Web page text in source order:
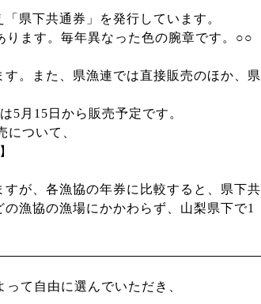
県下共通券」を発行しています。
ります。毎年異なった色の腕章です。○○
。また、県漁連では直接販売のほか、県
5 月 15 日から販売予定です。
について、
が、各漁協の年券に比較すると、県下共
漁協の漁場にかかわらず、山梨県下で1
て自由に選んでいただき、